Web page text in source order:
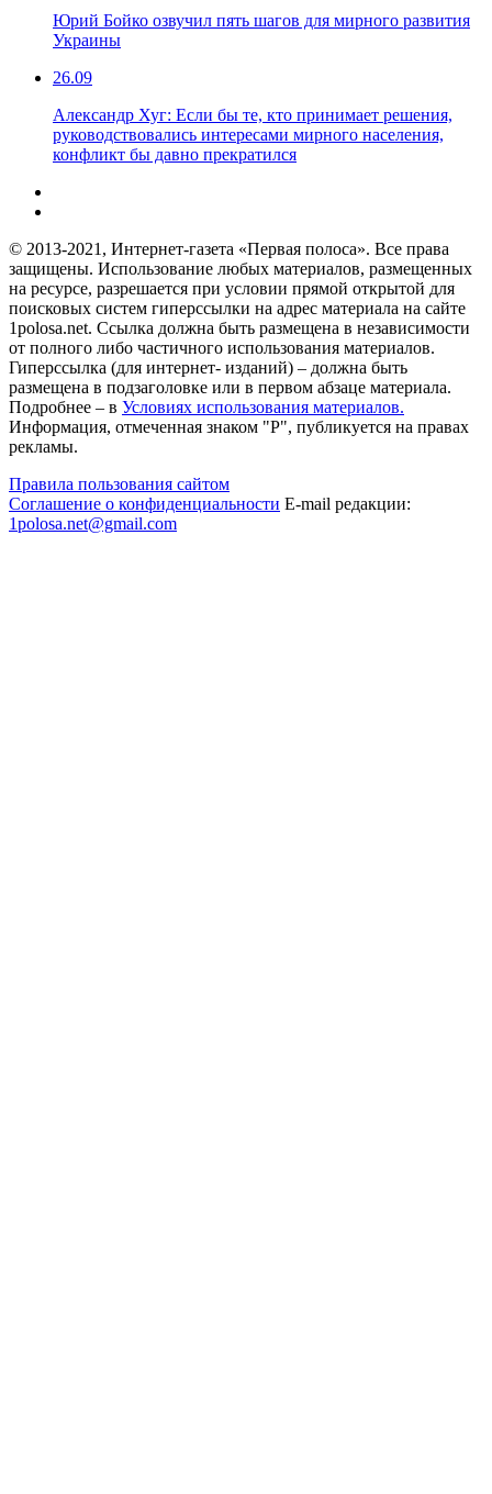
Юрий Бойко озвучил пять шагов для мирного развития
Украины
26.09
Александр Хуг: Если бы те, кто принимает решения,
руководствовались интересами мирного населения,
конфликт бы давно прекратился
© 2013-2021, Интернет-газета «Первая полоса». Все права
защищены. Использование любых материалов, размещенных
на ресурсе, разрешается при условии прямой открытой для
поисковых систем гиперссылки на адрес материала на сайте
1polosa.net. Ссылка должна быть размещена в независимости
от полного либо частичного использования материалов.
Гиперссылка (для интернет- изданий) – должна быть
размещена в подзаголовке или в первом абзаце материала.
Подробнее – в Условиях использования материалов.
Информация, отмеченная знаком "Р", публикуется на правах
рекламы.
Правила пользования сайтом
Соглашение о конфиденциальности E-mail редакции:
1polosa.net@gmail.com